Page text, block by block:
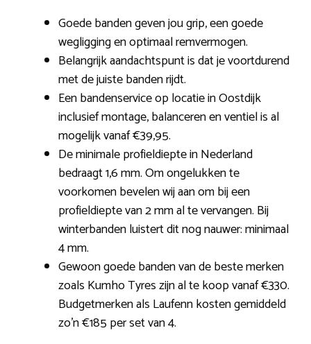
Goede banden geven jou grip, een goede
wegligging en optimaal remvermogen.
Belangrijk aandachtspunt is dat je voortdurend
met de juiste banden rijdt.
Een bandenservice op locatie in Oostdijk
inclusief montage, balanceren en ventiel is al
mogelijk vanaf €39,95.
De minimale profieldiepte in Nederland
bedraagt 1,6 mm. Om ongelukken te
voorkomen bevelen wij aan om bij een
profieldiepte van 2 mm al te vervangen. Bij
winterbanden luistert dit nog nauwer: minimaal
4 mm.
Gewoon goede banden van de beste merken
zoals Kumho Tyres zijn al te koop vanaf €330.
Budgetmerken als Laufenn kosten gemiddeld
zo’n €185 per set van 4.